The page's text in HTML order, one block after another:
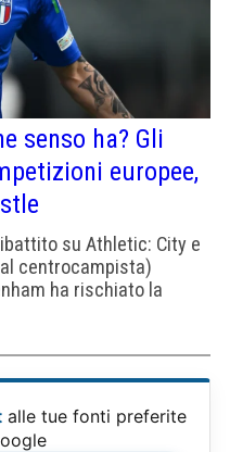
senso ha? Gli
europee,
su Athletic: City e
centrocampista)
ha rischiato la
alle tue fonti preferite